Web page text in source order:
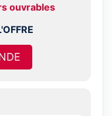
ouvrables